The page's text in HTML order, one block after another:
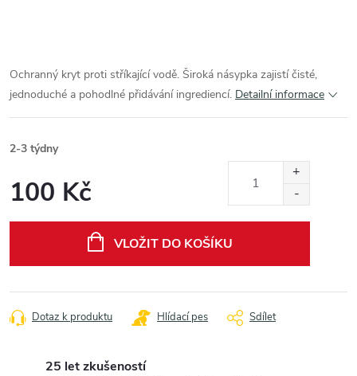
Ochranný kryt proti stříkající vodě. Široká násypka zajistí čisté,
jednoduché a pohodlné přidávání ingrediencí. Detailní informace
2-3 týdny
100 Kč
VLOŽIT DO KOŠÍKU
Dotaz k produktu Hlídací pes Sdílet
25 let zkušeností